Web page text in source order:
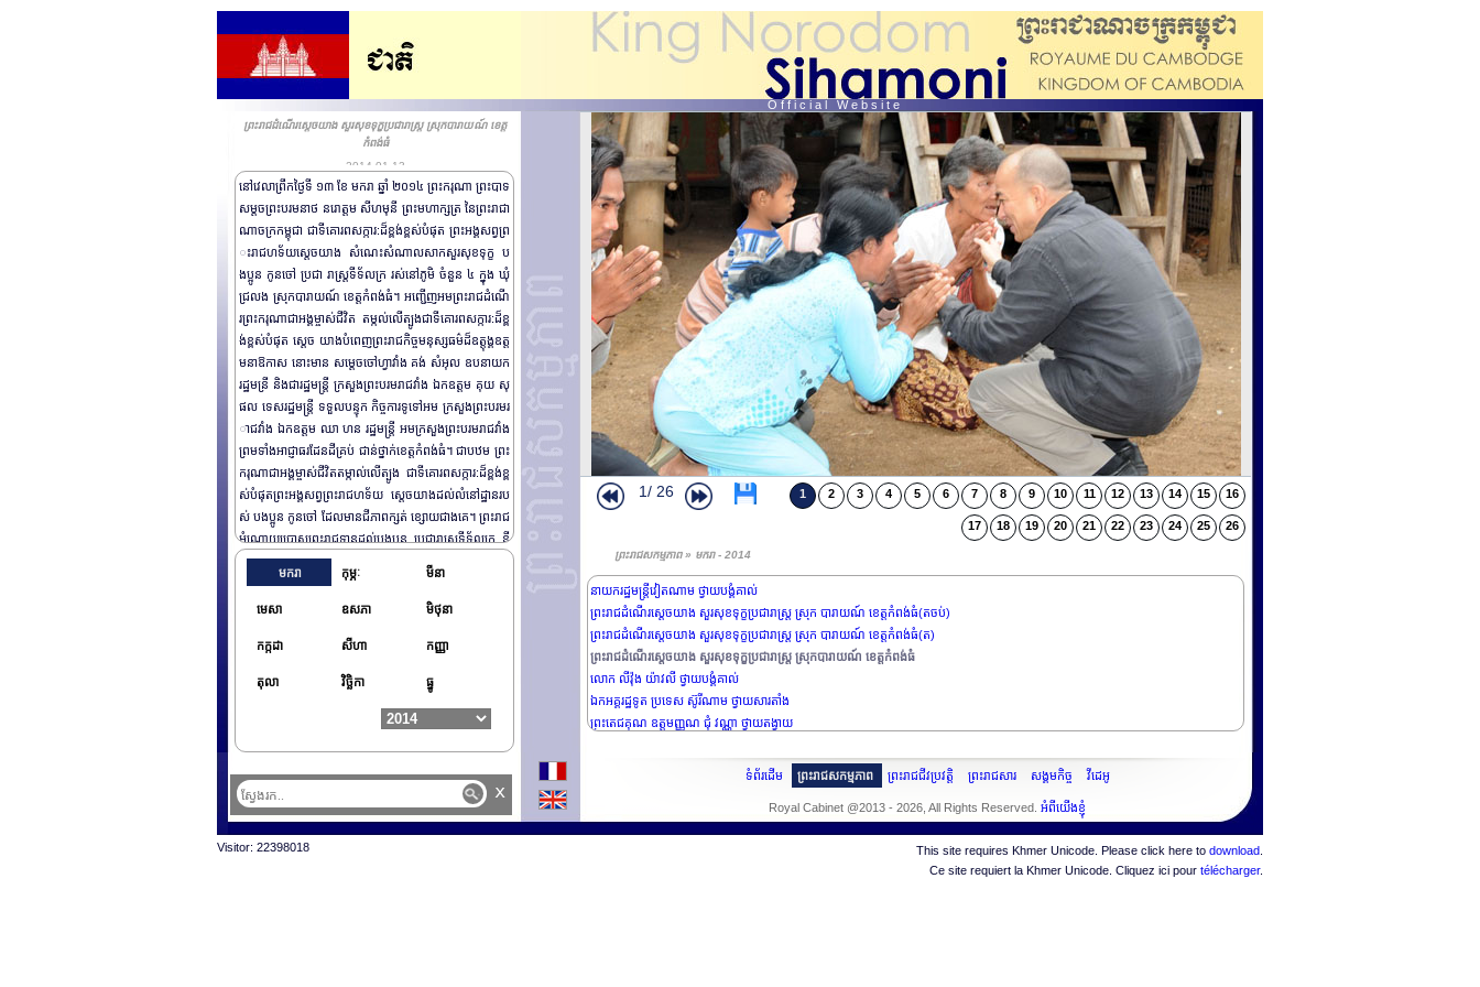
O f f i c i a l W e b s i t e
ព្រះរាជដំណើរសេ្តចយាង សួរសុខទុក្ខប្រជារាស្រ្ត ស្រុកបារាយណ៍ ខេត្ត
កំពង់ធំ
2014-01-13
នៅវេលាព្រឹកថ្ងៃទី ១៣ ខែ មករា ឆ្នាំ ២០១៤ ព្រះករុណា​ ព្រះបាទ
សម្តច​ព្រះបរមនាថ នរោត្តម សីហមុនី ព្រះមហាក្សត្រ នៃព្រះ​រាជា
ណាចក្រកម្ពុជា ជាទីគោរពសក្ការ:ដ៏ខ្ពង់ខ្ពស់បំផុត ព្រះអង្គសព្វព្រ
ះរាជ​ហទ័យ​សេ្តចយាង សំណេះសំណាល​​សាកសួរសុខទុក្ខ ប
ងប្អូន កូនចៅ ប្រជា រាស្រ្តទីទ័លក្រ រស់នៅភូមិ ចំនួន ៤ ក្នុង ឃុំ
ជ្រលង ស្រុកបារាយណ៍ ខេត្តកំពង់ធំ។ អញ្ជើញអមព្រះរាជដំណើ
រព្រះករុណាជាអង្គម្ចាស់ជីវិត តម្កល់លើត្បូងជាទីគោរពសក្ការ:ដ៏ខ្ព
ង់ខ្ពស់បំផុត សេ្តច យាងបំពេញព្រះរាជកិច្ចមនុស្សធម៌ដ៏ឧត្តុង្គឧត្ត
មនាឱកាស នោះមាន សម្តេចចៅហ្វាវាំង គង់ សំអុល ឧបនាយក
រដ្ឋមន្រី និងជារដ្ឋមន្រ្តី ក្រសួងព្រះបរមរាជវាំង ឯកឧត្តម គុយ សុ
ផល ទេសរដ្ឋមន្រ្តី ទទួលបន្ទុក កិច្ចការទូទៅអម ក្រសួងព្រះបរមរ
ាជវាំង ឯកឧត្តម ឈា ហន រដ្ឋមន្រ្តី អមក្រសួងព្រះបរមរាជវាំង
ព្រមទាំងអាជ្ញា​ធរដែនដីគ្រប់ ជាន់ថ្នាក់ខេត្តកំពង់ធំ។ ជាបឋម ព្រះ
ករុណាជាអង្គម្ចាស់ជីវិតតម្កាល់លើត្បូង ជាទីគោរពសក្ការ:ដ៏ខ្ពង់ខ្ព
ស់បំផុតព្រះអង្គសព្វព្រះរាជហទ័យ ស្តេចយាងដល់លំនៅដ្ឋានរប
ស់ បងប្អូន កូនចៅ ដែលមានជីភាពក្សត់ ខ្សោយជាងគេ។ ព្រះរាជ
អំណោយប្រោសព្រះរាជទានដល់បងប្អូន ប្រជា​រាស្រ្តទីទ័លក្រ នី
មួយៗមាន: អង្ករចំនួន៥០ គក្រ មីមួយកេស ឃឹតមួយកញ្ជាប់ ក្នុ
ងនោះមាន: មុងមួយ ភួយមួយ សារុងមួយ ក្រមាមួយ អាវយឺត មា
នបោះពុម្ព​ផ្លាក ព្រះរាជអំណោយ ព្រះករុណាជាអង្គម្ចាស់ជីវិតតម្ក
កៅស៊ូតង់មួយផ្ទាំង ត្រីខកំប៉ុងដប់កំពុង និង ថវិកាចំនួន ១០ម៉ឺនរ
មករា កុម្ភៈ មីនា
មេសា ឧសភា មិថុនា
កក្កដា សីហា កញ្ញា
តុលា វិច្ឆិកា ធ្នូ
1/ 26 1 2 3 4 5 6 7 8 9 10 11 12 13 14 15 16
17 18 19 20 21 22 23 24 25 26
ព្រះរាជសកម្មភាព » មករា - 2014
ព្រះរាជពិធីថ្វាយព្រះរាជកុសល
ព្រះរាជដំណើរសេ្តចយាង សួរសុខទុក្ខប្រជារាស្រ្ត ស្រុក សាមគ្កីមានជ័យ ខេត្តកំពង់ឆ្នាំង(តចប់)
ព្រះរាជដំណើរសេ្តចយាង សួរសុខទុក្ខប្រជារាស្រ្ត ស្រុក សាមគ្គីមានជ័យ ខេត្តកំពង់ឆ្នាំង(ត)
ព្រះរាជដំណើរសេ្តចយាង សួរសុខទុក្ខប្រជារាស្រ្ត ស្រុកសាមគ្គីមានជ័យ ខេត្តកំពង់ឆ្នាំង
ព្រះរាជពិធីប្រោសព្រះរាជទាន ព្រះពរជ័យ
ឯកអគ្គរាជទូតតែងតាំងថ្មី ថ្វាយបង្គំគាល់
នាយករដ្ឋមន្រ្តីវៀតណាម ថ្វាយបង្គំគាល់
ព្រះរាជដំណើរសេ្តចយាង សួរសុខទុក្ខប្រជារាស្រ្ត ស្រុក បារាយណ៍ ខេត្តកំពង់ធំ(តចប់)
ព្រះរាជដំណើរសេ្តចយាង សួរសុខទុក្ខប្រជារាស្រ្ត ស្រុក បារាយណ៍ ខេត្តកំពង់ធំ(ត)
ព្រះរាជដំណើរសេ្តចយាង សួរសុខទុក្ខប្រជារាស្រ្ត ស្រុកបារាយណ៍ ខេត្តកំពង់ធំ
លោក លីវ៉ុង យ៉ាវលី ថ្វាយបង្គំគាល់
ឯកអគ្គរដ្ឋទូត ប្រទេស ស៊ូរីណាម ថ្វាយសារតាំង
ព្រះតេជគុណ ឧត្តមញ្ញណ ជុំ វណ្ណា ថ្វាយតង្វាយ
x
ទំព័រដើម ព្រះរាជសកម្មភាព ព្រះរាជជីវប្រវត្តិ ព្រះរាជសារ សង្គមកិច្ច វីដេអូ
Royal Cabinet @2013 - 2026, All Rights Reserved. អំពីយើងខ្ញុំ
Visitor: 22398018 This site requires Khmer Unicode. Please click here to download
Ce site requiert la Khmer Unicode. Cliquez ici pour télécharger.